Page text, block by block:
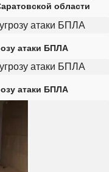
области
атаки БПЛА
атаки БПЛА